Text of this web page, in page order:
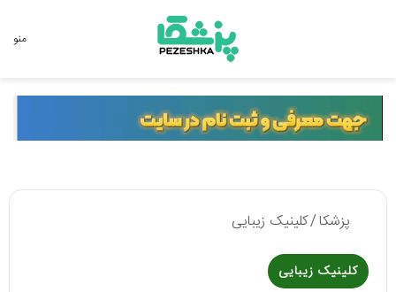
منو
پزشکا/کلینیک زیبایی
کلینیک زیبایی